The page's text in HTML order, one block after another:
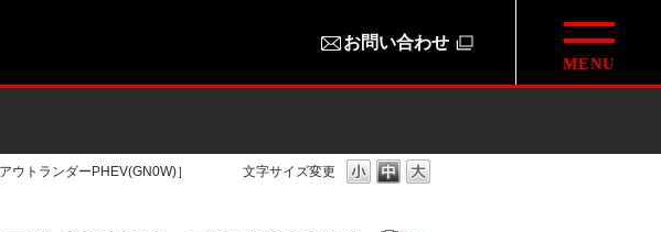
お問い合わせ
文字サイズ変更
ウトランダーPHEV(GN0W)］